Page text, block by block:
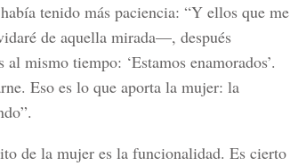
tenido más paciencia: “Y ellos que me
de aquella mirada—, después
mismo tiempo: ‘Estamos enamorados’.
Eso es lo que aporta la mujer: la
de la mujer es la funcionalidad. Es cierto